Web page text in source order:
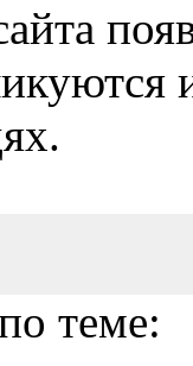
теме: